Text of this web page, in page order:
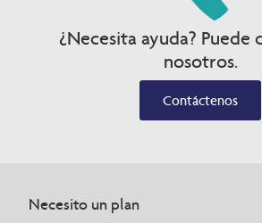
¿Necesita ayuda? Puede
nosotros.
Contáctenos
Necesito un plan